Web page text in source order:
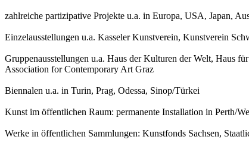
zahlreiche partizipative Projekte u.a. in Europa, USA, Japan,
Einzelausstellungen u.a. Kasseler Kunstverein, Kunstverein
Gruppenausstellungen u.a. Haus der Kulturen der Welt, Haus
Association for Contemporary Art Graz
Biennalen u.a. in Turin, Prag, Odessa, Sinop/Türkei
Kunst im öffentlichen Raum: permanente Installation in Perth/
Werke in öffentlichen Sammlungen: Kunstfonds Sachsen,